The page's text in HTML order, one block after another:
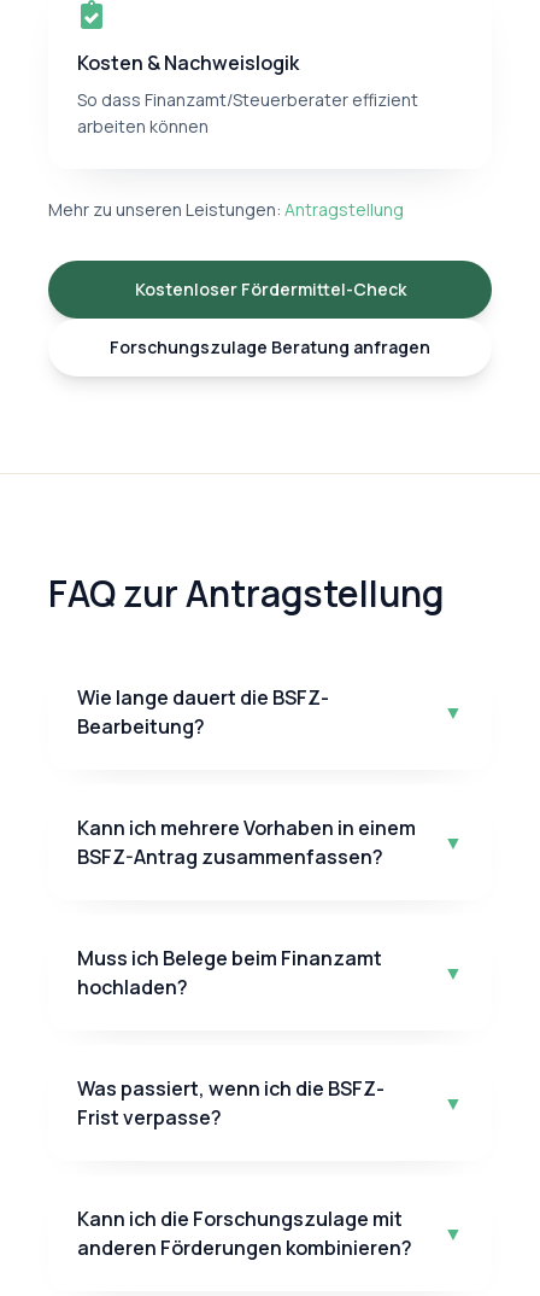
Kosten & Nachweislogik
So dass Finanzamt/Steuerberater effizient
arbeiten können
Mehr zu unseren Leistungen: Antragstellung
Kostenloser Fördermittel-Check
Forschungszulage Beratung anfragen
FAQ zur Antragstellung
Wie lange dauert die BSFZ-
Bearbeitung?
▼
Kann ich mehrere Vorhaben in einem
BSFZ-Antrag zusammenfassen?
▼
Muss ich Belege beim Finanzamt
hochladen?
▼
Was passiert, wenn ich die BSFZ-
Frist verpasse?
▼
Kann ich die Forschungszulage mit
anderen Förderungen kombinieren?
▼